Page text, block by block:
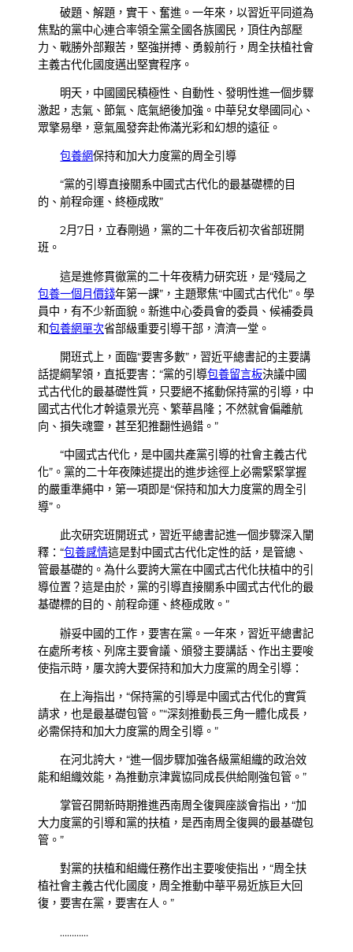
破題、解題，實干、奮進。一年來，以習近平同道為
焦點的黨中心連合率領全黨全國各族國民，頂住內部壓
力、戰勝外部艱苦，堅強拼搏、勇毅前行，周全扶植社會
主義古代化國度邁出堅實程序。
明天，中國國民積極性、自動性、發明性進一個步驟
激起，志氣、節氣、底氣絕後加強。中華兒女舉國同心、
眾擎易舉，意氣風發奔赴佈滿光彩和幻想的遠征。
包養網保持和加大力度黨的周全引導
“黨的引導直接關系中國式古代化的最基礎標的目
的、前程命運、終極成敗”
2月7日，立春剛過，黨的二十年夜后初次省部班開
班。
這是進修貫徹黨的二十年夜精力研究班，是“殘局之
包養一個月價錢年第一課”，主題聚焦“中國式古代化”。學
員中，有不少新面貌。新進中心委員會的委員、候補委員
和包養網單次省部級重要引導干部，濟濟一堂。
開班式上，面臨“要害多數”，習近平總書記的主要講
話提綱挈領，直抵要害：“黨的引導包養留言板決議中國
式古代化的最基礎性質，只要絕不搖動保持黨的引導，中
國式古代化才幹遠景光亮、繁華昌隆；不然就會偏離航
向、損失魂靈，甚至犯推翻性過錯。”
“中國式古代化，是中國共產黨引導的社會主義古代
化”。黨的二十年夜陳述提出的進步途徑上必需緊緊掌握
的嚴重準繩中，第一項即是“保持和加大力度黨的周全引
導”。
此次研究班開班式，習近平總書記進一個步驟深入闡
釋：“包養感情這是對中國式古代化定性的話，是管總、
管最基礎的。為什么要誇大黨在中國式古代化扶植中的引
導位置？這是由於，黨的引導直接關系中國式古代化的最
基礎標的目的、前程命運、終極成敗。”
辦妥中國的工作，要害在黨。一年來，習近平總書記
在處所考核、列席主要會議、頒發主要講話、作出主要唆
使指示時，屢次誇大要保持和加大力度黨的周全引導：
在上海指出，“保持黨的引導是中國式古代化的實質
請求，也是最基礎包管。”“深刻推動長三角一體化成長，
必需保持和加大力度黨的周全引導。”
在河北誇大，“進一個步驟加強各級黨組織的政治效
能和組織效能，為推動京津冀協同成長供給剛強包管。”
掌管召開新時期推進西南周全復興座談會指出，“加
大力度黨的引導和黨的扶植，是西南周全復興的最基礎包
管。”
對黨的扶植和組織任務作出主要唆使指出，“周全扶
植社會主義古代化國度，周全推動中華平易近族巨大回
復，要害在黨，要害在人。”
…………